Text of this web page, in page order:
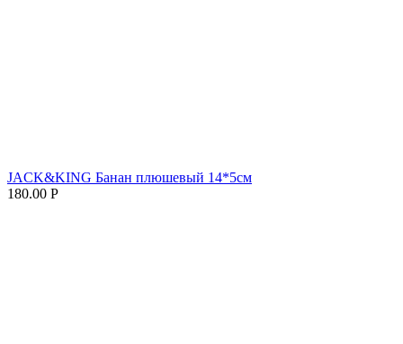
JACK&KING Банан плюшевый 14*5см
180.00 Р